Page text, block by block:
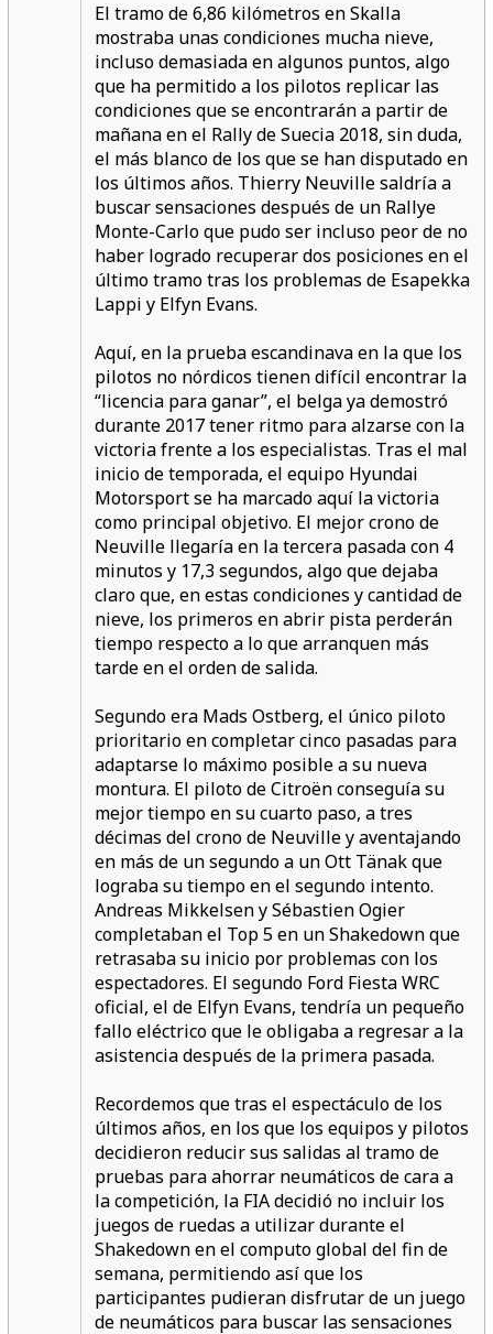
El tramo de 6,86 kilómetros en Skalla
mostraba unas condiciones mucha nieve,
incluso demasiada en algunos puntos, algo
que ha permitido a los pilotos replicar las
condiciones que se encontrarán a partir de
mañana en el Rally de Suecia 2018, sin duda,
el más blanco de los que se han disputado en
los últimos años. Thierry Neuville saldría a
buscar sensaciones después de un Rallye
Monte-Carlo que pudo ser incluso peor de no
haber logrado recuperar dos posiciones en el
último tramo tras los problemas de Esapekka
Lappi y Elfyn Evans.
Aquí, en la prueba escandinava en la que los
pilotos no nórdicos tienen difícil encontrar la
“licencia para ganar”, el belga ya demostró
durante 2017 tener ritmo para alzarse con la
victoria frente a los especialistas. Tras el mal
inicio de temporada, el equipo Hyundai
Motorsport se ha marcado aquí la victoria
como principal objetivo. El mejor crono de
Neuville llegaría en la tercera pasada con 4
minutos y 17,3 segundos, algo que dejaba
claro que, en estas condiciones y cantidad de
nieve, los primeros en abrir pista perderán
tiempo respecto a lo que arranquen más
tarde en el orden de salida.
Segundo era Mads Ostberg, el único piloto
prioritario en completar cinco pasadas para
adaptarse lo máximo posible a su nueva
montura. El piloto de Citroën conseguía su
mejor tiempo en su cuarto paso, a tres
décimas del crono de Neuville y aventajando
en más de un segundo a un Ott Tänak que
lograba su tiempo en el segundo intento.
Andreas Mikkelsen y Sébastien Ogier
completaban el Top 5 en un Shakedown que
retrasaba su inicio por problemas con los
espectadores. El segundo Ford Fiesta WRC
oficial, el de Elfyn Evans, tendría un pequeño
fallo eléctrico que le obligaba a regresar a la
asistencia después de la primera pasada.
Recordemos que tras el espectáculo de los
últimos años, en los que los equipos y pilotos
decidieron reducir sus salidas al tramo de
pruebas para ahorrar neumáticos de cara a
la competición, la FIA decidió no incluir los
juegos de ruedas a utilizar durante el
Shakedown en el computo global del fin de
semana, permitiendo así que los
participantes pudieran disfrutar de un juego
de neumáticos para buscar las sensaciones